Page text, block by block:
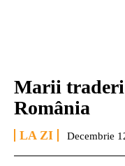
Marii traderi
România
LA ZI Decembrie